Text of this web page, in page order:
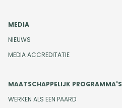
MEDIA
NIEUWS
MEDIA ACCREDITATIE
MAATSCHAPPELIJK PROGRAMMA'S
WERKEN ALS EEN PAARD